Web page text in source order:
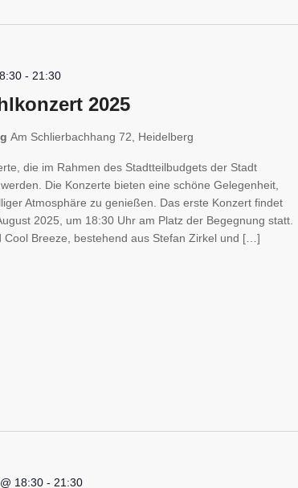
2025
- 21:30
Am Schlierbachhang 72, Heidelberg
die im Rahmen des Stadtteilbudgets der Stadt
Die Konzerte bieten eine schöne Gelegenheit,
Atmosphäre zu genießen. Das erste Konzert findet
2025, um 18:30 Uhr am Platz der Begegnung statt.
Cool Breeze, bestehend aus Stefan Zirkel und […]
18:30 - 21:30